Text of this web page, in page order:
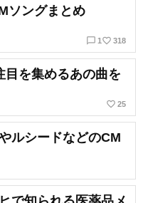
ソングまとめ
chat_bubble_outline 1 favorite_border 318
目を集めるあの曲を
favorite_border 25
ルシードなどのCM